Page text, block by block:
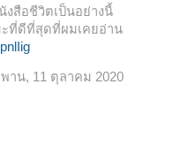
งสือชีวิตเป็นอย่างนี้
ที่ดีที่สุดที่ผมเคยอ่าน
าน, 11 ตุลาคม 2020